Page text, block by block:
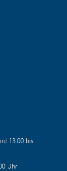
13.00 bis
Uhr